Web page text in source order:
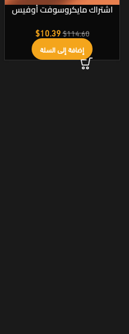
اشتراك مايكروسوفت أوفيس
365 | Microsoft Office 365
$114.60
$10.39
إضافة إلى السلة